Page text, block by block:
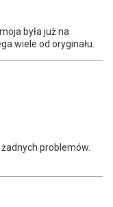
była już na
wiele od oryginału.
problemów.